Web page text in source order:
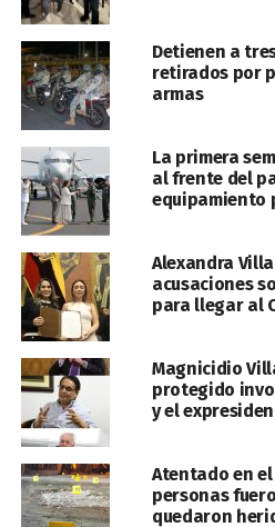
Detienen a
retirados por
armas
La primera
al frente del
equipamiento
Alexandra
acusaciones
para llegar al
Magnicidio
protegido
y el
Atentado en
personas
quedaron